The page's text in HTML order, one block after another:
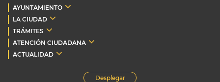
AYUNTAMIENTO
LA CIUDAD
TRÁMITES
ATENCIÓN CIUDADANA
ACTUALIDAD
Desplegar